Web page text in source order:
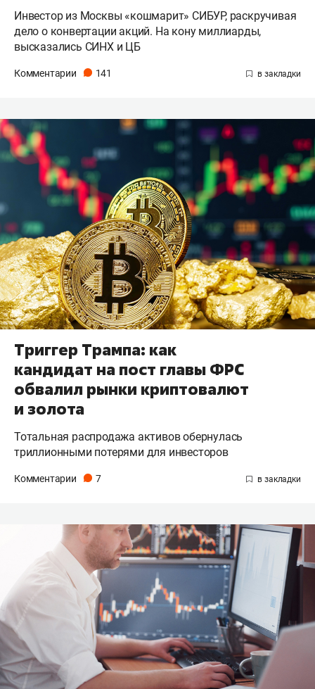
Инвестор из Москвы «кошмарит» СИБУР, раскручивая
дело о конвертации акций. На кону миллиарды,
высказались СИНХ и ЦБ
Комментарии 141
Триггер Трампа: как
кандидат на пост главы ФРС
обвалил рынки криптовалют
и золота
Тотальная распродажа активов обернулась
триллионными потерями для инвесторов
Комментарии 7